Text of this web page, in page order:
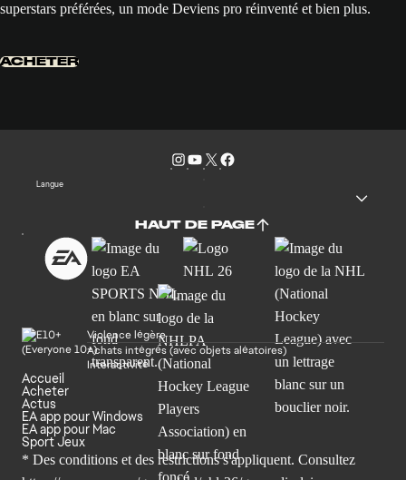
superstars préférées, un mode Deviens pro réinventé et bien plus.
ACHETER
Langue
HAUT DE PAGE
Violence légère
Achats intégrés (avec objets aléatoires)
Interactivité
Accueil
Acheter
Actus
EA app pour Windows
EA app pour Mac
Sport Jeux
* Des conditions et des restrictions s'appliquent. Consultez